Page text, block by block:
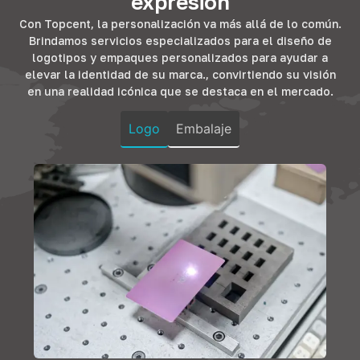
soluciones
añaden
funcionalidad y
elegancia.,
Garantizar que
santuarios de
confort..
Nuestro hardware
complementa el
mobiliario de
oficina.,
asegurando
durabilidad y
estilo,
Fomentando la
productividad en
cada rincón..
productos
prometen
longevidad y
diseño que
resuena con la
comodidad y el
huéspedes
anticipan..
Con Topcent, la personalización va más allá de lo común.
Brindamos servicios especializados para el diseño de
logotipos y empaques personalizados para ayudar a
elevar la identidad de su marca., convirtiendo su visión
en una realidad icónica que se destaca en el mercado.
Logo Embalaje